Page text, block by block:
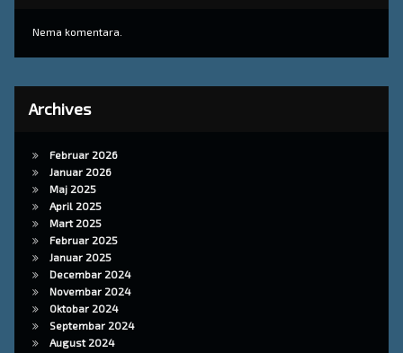
Nema komentara.
Archives
Februar 2026
Januar 2026
Maj 2025
April 2025
Mart 2025
Februar 2025
Januar 2025
Decembar 2024
Novembar 2024
Oktobar 2024
Septembar 2024
August 2024